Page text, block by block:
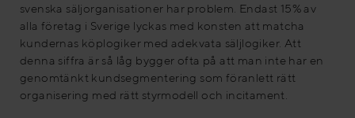
svenska säljorganisationer har problem. Endast 15% av
alla företag i Sverige lyckas med konsten att matcha
kundernas köplogiker med adekvata säljlogiker. Att
denna siffra är så låg bygger ofta på att man inte har en
genomtänkt kundsegmentering som föranlett rätt
organisering med rätt styrmodell och incitament.